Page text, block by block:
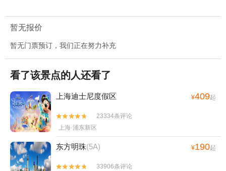
暂无报价
暂无门票预订，我们正在努力补充
看了该景点的人还看了
上海迪士尼度假区 ¥409起


23334条评论
上海·浦东新区
东方明珠(5A) ¥190起


33906条评论